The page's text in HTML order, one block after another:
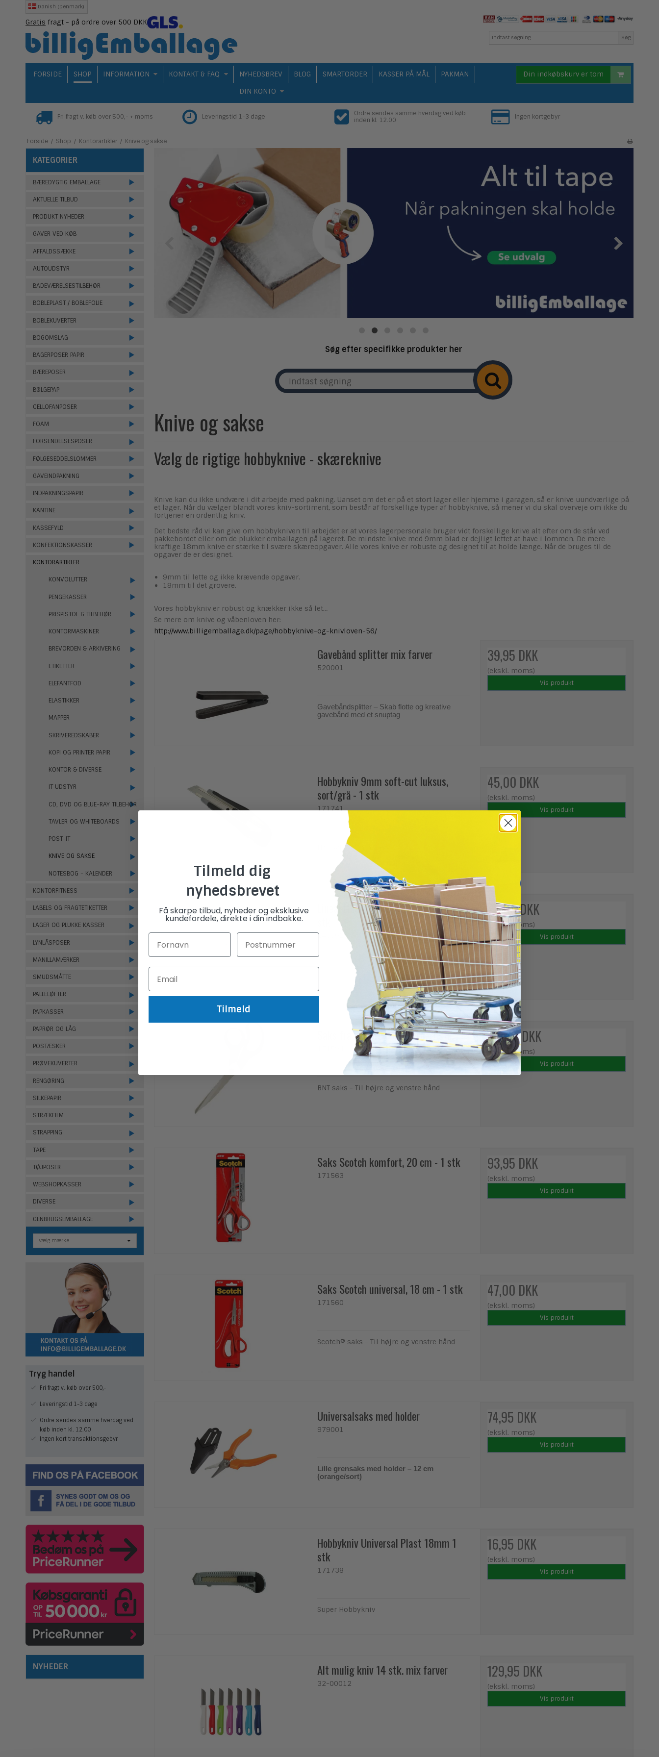
Danish (Denmark)
Gratis fragt - på ordre over 500 DKK
Søg
FORSIDE SHOP INFORMATION KONTAKT & FAQ NYHEDSBREV BLOG SMARTORDER KASSER PÅ MÅL
PAKMAN
DIN KONTO
Din indkøbskurv er tom
Fri fragt v. køb over 500,- + moms Leveringstid 1-3 dage
Ordre sendes samme hverdag ved køb
inden kl. 12.00
Ingen kortgebyr
Forside / Shop / Kontorartikler / Knive og sakse
KATEGORIER
BÆREDYGTIG EMBALLAGE
AKTUELLE TILBUD
PRODUKT NYHEDER
GAVER VED KØB
AFFALDSSÆKKE
AUTOUDSTYR
BADEVÆRELSESTILBEHØR
BOBLEPLAST / BOBLEFOLIE
BOBLEKUVERTER
BOGOMSLAG
BAGERPOSER PAPIR
BÆREPOSER
BØLGEPAP
CELLOFANPOSER
FOAM
FORSENDELSESPOSER
FØLGESEDDELSLOMMER
GAVEINDPAKNING
INDPAKNINGSPAPIR
KANTINE
KASSEFYLD
KONFEKTIONSKASSER
KONTORARTIKLER
KONVOLUTTER
PENGEKASSER
PRISPISTOL & TILBEHØR
KONTORMASKINER
BREVORDEN & ARKIVERING
ETIKETTER
ELEFANTFOD
ELASTIKKER
MAPPER
SKRIVEREDSKABER
KOPI OG PRINTER PAPIR
KONTOR & DIVERSE
IT UDSTYR
CD, DVD OG BLUE-RAY TILBEHØR
TAVLER OG WHITEBOARDS
POST-IT
KNIVE OG SAKSE
NOTESBOG - KALENDER
KONTORFITNESS
LABELS OG FRAGTETIKETTER
LAGER OG PLUKKE KASSER
LYNLÅSPOSER
MANILLAMÆRKER
SMUDSMÅTTE
PALLELØFTER
PAPKASSER
PAPRØR OG LÅG
POSTÆSKER
PRØVEKUVERTER
RENGØRING
SILKEPAPIR
STRÆKFILM
STRAPPING
TAPE
TØJPOSER
WEBSHOPKASSER
DIVERSE
GENBRUGSEMBALLAGE
Tryg handel
Fri fragt v. køb over 500,-
Leveringstid 1-3 dage
Ordre sendes samme hverdag ved
køb inden kl. 12.00
Ingen kort transaktionsgebyr
NYHEDER
Søg efter specifikke produkter her
Knive og sakse
Vælg de rigtige hobbyknive - skæreknive
Knive kan du ikke undvære i dit arbejde med pakning. Uanset om det er på et stort lager eller hjemme i garagen, så er knive uundværlige på
et lager. Når du vælger blandt vores kniv-sortiment, som består af forskellige typer af hobbyknive, så mener vi du skal overveje om ikke du
fortjener en ordentlig kniv.
Det bedste råd vi kan give om hobbykniven til arbejdet er at vores lagerpersonale bruger vidt forskellige knive alt efter om de står ved
pakkebordet eller om de plukker emballagen på lageret. De mindste knive med 9mm blad er dejligt lettet at have i lommen. De mere
kraftige 18mm knive er stærke til svære skæreopgaver. Alle vores knive er robuste og designet til at holde længe. Når de bruges til de
opgaver de er designet.
9mm til lette og ikke krævende opgaver.
18mm til det grovere.
Vores hobbykniv er robust og knækker ikke så let…
Se mere om knive og våbenloven her:
http://www.billigemballage.dk/page/hobbyknive-og-knivloven-56/
Gavebånd splitter mix farver
520001
Gavebåndsplitter – Skab flotte og kreative
gavebånd med et snuptag
39,95 DKK
(ekskl. moms)
Vis produkt
Hobbykniv 9mm soft-cut luksus,
sort/grå - 1 stk
171741
Hobbykniv 9mm kniv
45,00 DKK
(ekskl. moms)
Vis produkt
Lineal Linex skolelineal klar plast - 1
140602
20,00 DKK
(ekskl. moms)
Vis produkt
Saks fra BNT 19,8 cm sort - 1 stk.
BNT saks - Til højre og venstre hånd
179,95 DKK
(ekskl. moms)
Vis produkt
Saks Scotch komfort, 20 cm - 1 stk
171563
93,95 DKK
(ekskl. moms)
Vis produkt
Saks Scotch universal, 18 cm - 1 stk
171560
Scotch® saks - Til højre og venstre hånd
47,00 DKK
(ekskl. moms)
Vis produkt
Universalsaks med holder
979001
Lille grensaks med holder – 12 cm
(orange/sort)
74,95 DKK
(ekskl. moms)
Vis produkt
Hobbykniv Universal Plast 18mm 1
stk
171738
Super Hobbykniv
16,95 DKK
(ekskl. moms)
Vis produkt
Alt mulig kniv 14 stk. mix farver
32-00012
129,95 DKK
(ekskl. moms)
Vis produkt
Tilmeld dig
nyhedsbrevet
Få skarpe tilbud, nyheder og eksklusive
kundefordele, direkte i din indbakke.
Tilmeld